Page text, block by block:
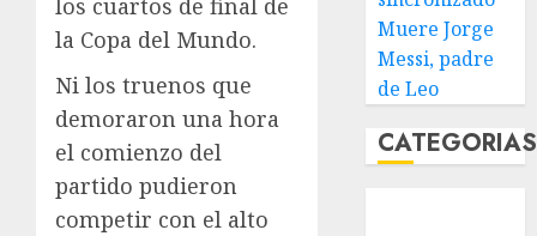
los cuartos de final de
la Copa del Mundo.
Ni los truenos que
demoraron una hora
el comienzo del
partido pudieron
competir con el alto
Muere Jorge
Messi, padre
de Leo
CATEGORIAS